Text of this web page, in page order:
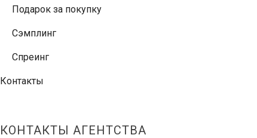
Подарок за покупку
Сэмплинг
Спреинг
Контакты
КОНТАКТЫ АГЕНТСТВА